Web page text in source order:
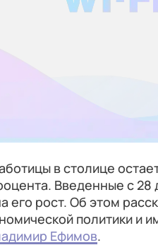
в столице
Введенные с
его рост. Об этом
политики и
Ефимов.